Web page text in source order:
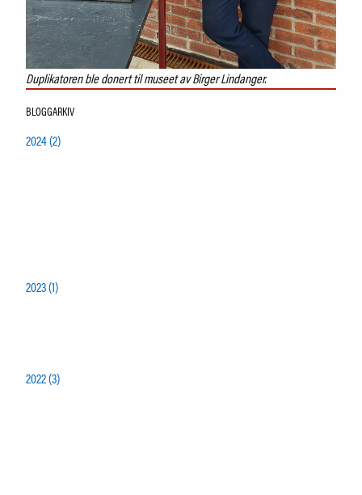
Duplikatoren ble donert til museet av Birger Lindanger.
BLOGGARKIV
2024 (2)
2023 (1)
2022 (3)